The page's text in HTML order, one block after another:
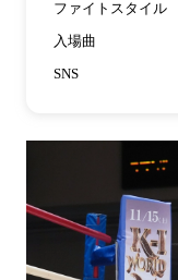
ファイトスタイル
入場曲
SNS